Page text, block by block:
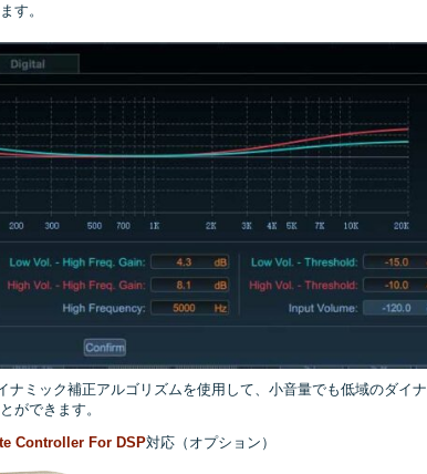
す。
ナミック補正アルゴリズムを使用して、小音量でも低域のダイナ
ができます。
Controller For DSP対応（オプション）